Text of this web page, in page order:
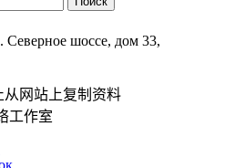
Северное шоссе, дом 33,
网站上复制资料
工作室